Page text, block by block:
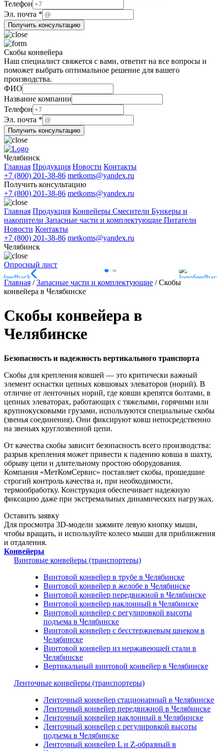
Телефон
Название
Эл.
Телефон
Эл. почта *
Получить консультацию
Скобы конвейера
Наш специалист свяжется с вами, ответит на все вопросы и
поможет выбрать оптимальное решение для вашего
производства.
Телефон
Название
ФИО
ФИО
Название компании
Телефон
Эл. почта *
Получить консультацию
Челябинск
Главная Продукция Новости Контакты
+7 (800) 201-38-86 metkoms@yandex.ru
Получить консультацию
+7 (800) 201-38-86 metkoms@yandex.ru
Главная Продукция Конвейеры Смесители Бункеры и
накопители Запасные части и комплектующие Питатели
Новости Контакты
+7 (800) 201-38-86 metkoms@yandex.ru
Челябинск
Опросный лист
Главная /Запасные части и комплектующие /Скобы
конвейера в Челябинске
Скобы конвейера в
Челябинске
Безопасность и надежность вертикального транспорта
Скобы для крепления ковшей — это критически важный
элемент оснастки цепных ковшовых элеваторов (норий). В
отличие от ленточных норий, где ковши крепятся болтами, в
цепных элеваторах, работающих с тяжелыми, горячими или
крупнокусковыми грузами, используются специальные скобы
(звенья соединения). Они фиксируют ковш непосредственно
на звеньях круглозвенной цепи.
От качества скобы зависит безопасность всего производства:
разрыв крепления может привести к падению ковша в шахту,
обрыву цепи и длительному простою оборудования.
Компания «МетКомСервис» поставляет скобы, прошедшие
строгий контроль качества и, при необходимости,
термообработку. Конструкция обеспечивает надежную
фиксацию даже при экстремальных динамических нагрузках.
Оставить заявку
Для просмотра 3D-модели зажмите левую кнопку мыши,
чтобы вращать, и используйте колесо мыши для приближения
и отдаления.
Конвейеры
Винтовые конвейеры (транспортеры)
Винтовой конвейер в трубе в Челябинске
Винтовой конвейер в желобе в Челябинске
Винтовой конвейер передвижной в Челябинске
Винтовой конвейер наклонный в Челябинске
Винтовой конвейер с регулировкой высоты
подъема в Челябинске
Винтовой конвейер с бесстержневым шнеком в
Челябинске
Винтовой конвейер из нержавеющей стали в
Челябинске
Вертикальный винтовой конвейер в Челябинске
Ленточные конвейеры (транспортеры)
Ленточный конвейер стационарный в Челябинске
Ленточный конвейер передвижной в Челябинске
Ленточный конвейер наклонный в Челябинске
Ленточный конвейер с регулировкой высоты
подъема в Челябинске
Ленточный конвейер L и Z-образный в